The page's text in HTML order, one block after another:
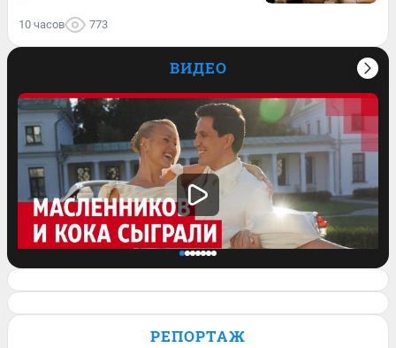
10 часов 773
ВИДЕО
сыграли свадьбу. Кадры с торжества и
РЕПОРТАЖ